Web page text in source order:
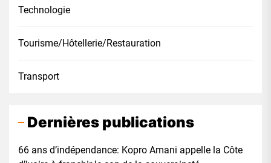
Technologie
Tourisme/Hôtellerie/Restauration
Transport
Dernières publications
66 ans d’indépendance: Kopro Amani appelle la Côte